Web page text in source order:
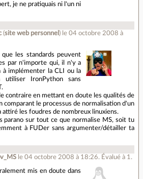
je ne pratiquais ni l'un ni
(site web personnel ) le 04 octobre 2008 à
que les standards peuvent
par n'importe qui, il n'y a
à implémenter la CLI ou la
IronPython sans
contraire en mettant en doute les qualités de
comparant le processus de normalisation d'un
attiré les foudres de nombreux linuxiens.
parano sur tout ce que normalise MS, soit tu
à FUDer sans argumenter/détailler ta
le 04 octobre 2008 à 18:26. Évalué à 1 .
mis en doute dans